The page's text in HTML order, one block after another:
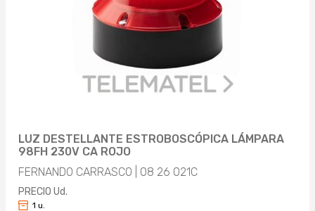
LUZ DESTELLANTE ESTROBOSCÓPICA LÁMPARA
98FH 230V CA ROJO
FERNANDO CARRASCO | 08 26 021C
PRECIO Ud.
1 u.